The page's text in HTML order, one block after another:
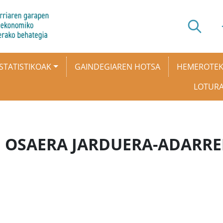
GAINDEGIAREN HOTSA
JARDUERA-